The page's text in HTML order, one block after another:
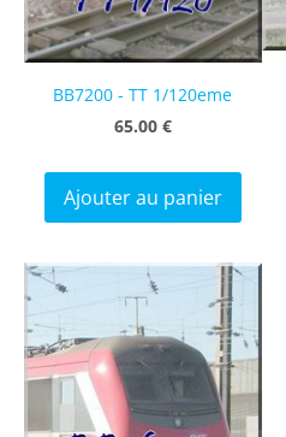
BB7200 - TT 1/120eme
65.00 €
Ajouter au panier